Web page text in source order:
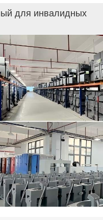
для инвалидных